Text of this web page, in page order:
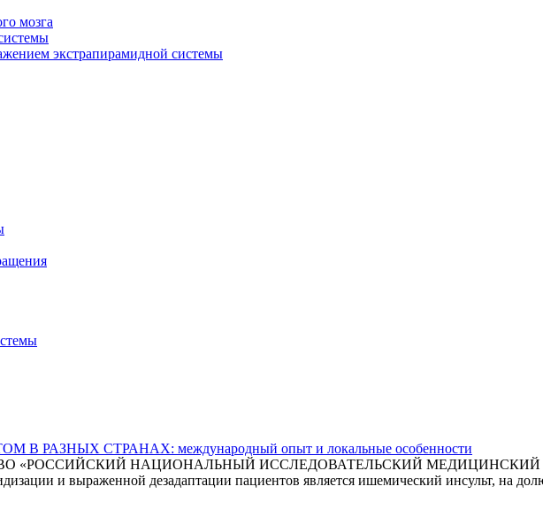
мозга
экстрапирамидной системы
РАЗНЫХ СТРАНАХ: международный опыт и локальные особенности
«РОССИЙСКИЙ НАЦИОНАЛЬНЫЙ ИССЛЕДОВАТЕЛЬСКИЙ МЕДИЦИНСКИЙ
и выраженной дезадаптации пациентов является ишемический инсульт, на